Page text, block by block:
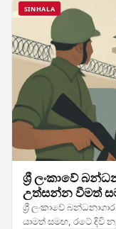
SINHALA
ශ්‍රී ලංකාවේ
උත්සන්න වීමත්
ශ්‍රී ලංකාවේ
යාමත් සමඟ, රටේ දිවි